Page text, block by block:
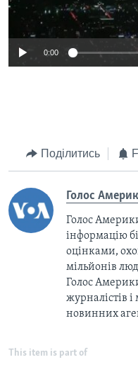
0:00
Поділитись
Голос
Голос
інформацію
оцінками,
мільйонів
Голос
журналістів
новинних
This item is part of